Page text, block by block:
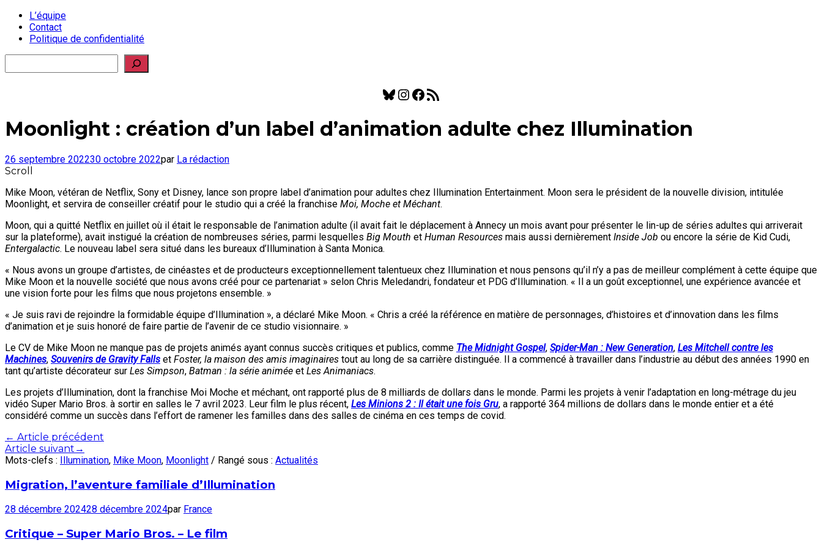
L’équipe
Contact
Politique de confidentialité
Bluesky
Instagram
Facebook
Flux RSS
Moonlight : création d’un label d’animation adulte chez Illumination
26 septembre 202230 octobre 2022par La rédaction
Scroll
Mike Moon, vétéran de Netflix, Sony et Disney, lance son propre label d’animation pour adultes chez Illumination Entertainment. Moon sera le président de la nouvelle division, intitulée
Moonlight, et servira de conseiller créatif pour le studio qui a créé la franchise Moi, Moche et Méchant.
Moon, qui a quitté Netflix en juillet où il était le responsable de l’animation adulte (il avait fait le déplacement à Annecy un mois avant pour présenter le lin-up de séries adultes qui arriverait
sur la plateforme), avait instigué la création de nombreuses séries, parmi lesquelles Big Mouth et Human Resources mais aussi dernièrement Inside Job ou encore la série de Kid Cudi,
Entergalactic. Le nouveau label sera situé dans les bureaux d’Illumination à Santa Monica.
« Nous avons un groupe d’artistes, de cinéastes et de producteurs exceptionnellement talentueux chez Illumination et nous pensons qu’il n’y a pas de meilleur complément à cette équipe que
Mike Moon et la nouvelle société que nous avons créé pour ce partenariat » selon Chris Meledandri, fondateur et PDG d’Illumination. « Il a un goût exceptionnel, une expérience avancée et
une vision forte pour les films que nous projetons ensemble. »
« Je suis ravi de rejoindre la formidable équipe d’Illumination », a déclaré Mike Moon. « Chris a créé la référence en matière de personnages, d’histoires et d’innovation dans les films
d’animation et je suis honoré de faire partie de l’avenir de ce studio visionnaire. »
Le CV de Mike Moon ne manque pas de projets animés ayant connus succès critiques et publics, comme The Midnight Gospel, Spider-Man : New Generation, Les Mitchell contre les
Machines, Souvenirs de Gravity Falls et Foster, la maison des amis imaginaires tout au long de sa carrière distinguée. Il a commencé à travailler dans l’industrie au début des années 1990 en
tant qu’artiste décorateur sur Les Simpson, Batman : la série animée et Les Animaniacs.
Les projets d’Illumination, dont la franchise Moi Moche et méchant, ont rapporté plus de 8 milliards de dollars dans le monde. Parmi les projets à venir l’adaptation en long-métrage du jeu
vidéo Super Mario Bros. à sortir en salles le 7 avril 2023. Leur film le plus récent, Les Minions 2 : Il était une fois Gru, a rapporté 364 millions de dollars dans le monde entier et a été
considéré comme un succès dans l’effort de ramener les familles dans des salles de cinéma en ces temps de covid.
Post
navigation
← Article précédent
Article suivant →
Mots-clefs :
Illumination, Mike Moon, Moonlight / Rangé sous : Actualités
Migration, l’aventure familiale d’Illumination
28 décembre 202428 décembre 2024par France
Critique – Super Mario Bros. – Le film